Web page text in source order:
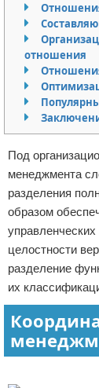
Авторские
Размещение
Для
Условия
Отказ от
отношения
Под
менеджмента
разделения
образом
целостности
разделение
их